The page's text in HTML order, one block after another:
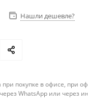
Нашли дешевле?
при покупке в офисе, при
WhatsApp или через